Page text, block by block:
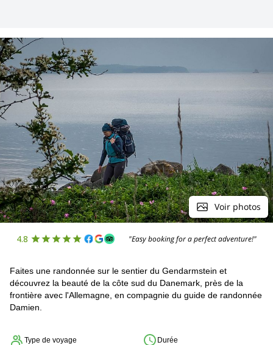
Voir photos
4.8 "Easy booking for a perfect adventure!"
Faites une randonnée sur le sentier du Gendarmstein et
découvrez la beauté de la côte sud du Danemark, près de la
frontière avec l'Allemagne, en compagnie du guide de randonnée
Damien.
Type de voyage Durée